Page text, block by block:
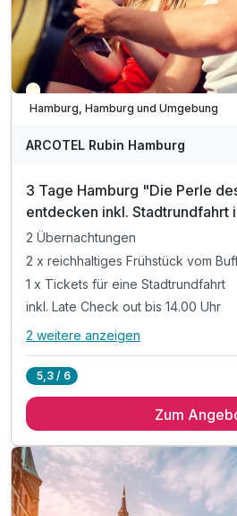
Teilweise ausgelastet
Hamburg, Hamburg und Umgebung
ARCOTEL Rubin Hamburg
3 Tage Hamburg "Die Perle
entdecken inkl. Stadtrundfahrt
2 Übernachtungen
2 x reichhaltiges Frühstück vom
1 x Tickets für eine Stadtrundfahrt
inkl. Late Check out bis 14.00 Uhr
Alle Inklusivleistungen
2 x reichhaltiges Frühstück vom
inkl. Late Check out bis 14.00 Uhr
inkl. W-LAN Nutzung im Hotel &
inkl. Kinder bis 5 Jahren kostenfrei
2 weitere anzeigen
5,3 / 6
Zum